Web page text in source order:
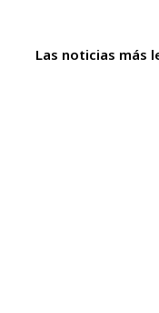
Las noticias más